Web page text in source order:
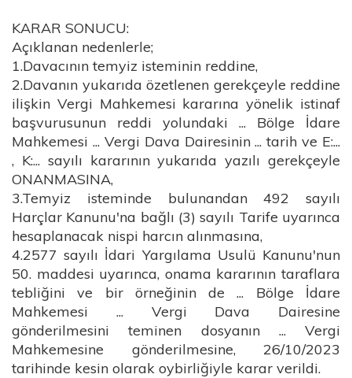
KARAR SONUCU:
Açıklanan nedenlerle;
1.Davacının temyiz isteminin reddine,
2.Davanın yukarıda özetlenen gerekçeyle reddine
ilişkin Vergi Mahkemesi kararına yönelik istinaf
başvurusunun reddi yolundaki ... Bölge İdare
Mahkemesi ... Vergi Dava Dairesinin ... tarih ve E:...
, K:... sayılı kararının yukarıda yazılı gerekçeyle
ONANMASINA,
3.Temyiz isteminde bulunandan 492 sayılı
Harçlar Kanunu'na bağlı (3) sayılı Tarife uyarınca
hesaplanacak nispi harcın alınmasına,
4.2577 sayılı İdari Yargılama Usulü Kanunu'nun
50. maddesi uyarınca, onama kararının taraflara
tebliğini ve bir örneğinin de ... Bölge İdare
Mahkemesi ... Vergi Dava Dairesine
gönderilmesini teminen dosyanın ... Vergi
Mahkemesine gönderilmesine, 26/10/2023
tarihinde kesin olarak oybirliğiyle karar verildi.